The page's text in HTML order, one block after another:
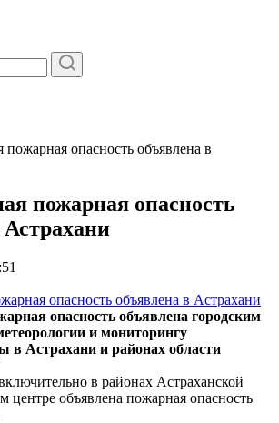
пожарная опасность объявлена в
пожарная опасность
Астрахани
опасность объявлена городским
и мониторингу
в Астрахани и районах области
в районах Астраханской
центре объявлена пожарная опасность